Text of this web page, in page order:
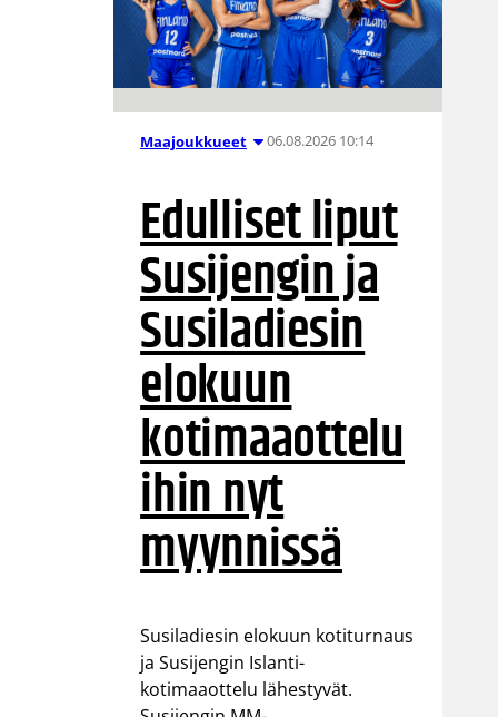
Maajoukkueet 06.08.2026 10:14
Edulliset liput
Susijengin ja
Susiladiesin
elokuun
kotimaaottelu
ihin nyt
myynnissä
Susiladiesin elokuun kotiturnaus
ja Susijengin Islanti-
kotimaaottelu lähestyvät.